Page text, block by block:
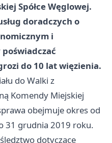
Spółce Węglowej.
doradczych o
i
do 10 lat więzienia.
do Walki z
Komendy Miejskiej
obejmuje okres od
31 grudnia 2019 roku.
dotyczące